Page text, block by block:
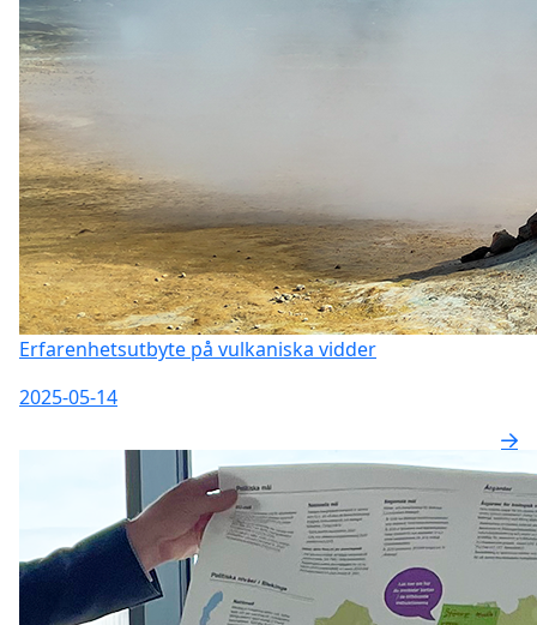
Erfarenhetsutbyte på vulkaniska vidder
2025-05-14